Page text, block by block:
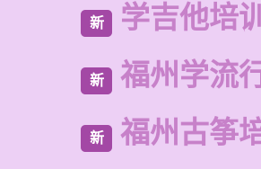
新 学吉他培
新 福州学流
新 福州古筝